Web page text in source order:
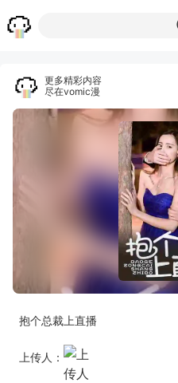
更多精彩内容
尽在vomic漫
抱个总裁上直播
上传人：